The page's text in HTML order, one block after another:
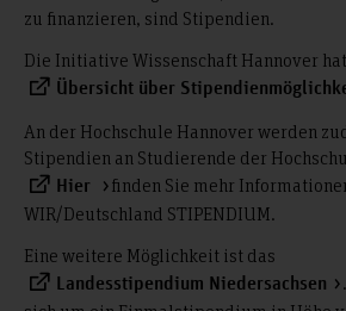
zu finanzieren, sind Stipendien.
Die Initiative Wissenschaft Hannover
Übersicht über
An der Hochschule Hannover werden
Stipendien an Studierende der
Hier
finden Sie mehr
WIR/Deutschland STIPENDIUM.
Eine weitere Möglichkeit ist das
Landesstipendium Niedersachsen